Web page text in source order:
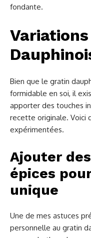
fondante.
Bien que le gratin
formidable en soi, il
apporter des touches
recette originale. Voici
expérimentées.
Ajouter
épices
unique
Une de mes astuces
personnelle au gratin